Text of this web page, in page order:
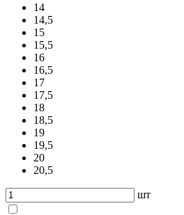
14
14,5
15
15,5
16
16,5
17
17,5
18
18,5
19
19,5
20
20,5
шт